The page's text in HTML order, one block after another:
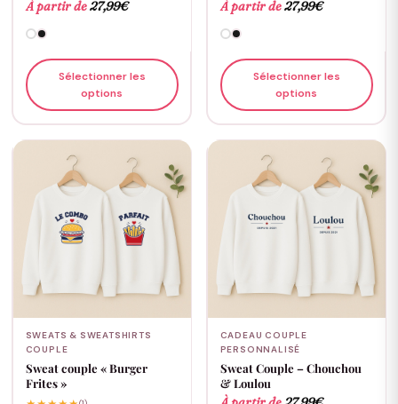
À partir de27,99€
Sélectionner les
options
À partir de27,99€
Sélectionner les
options
SWEATS & SWEATSHIRTS
COUPLE
Sweat couple « Burger
Frites »
CADEAU COUPLE
PERSONNALISÉ
Sweat Couple – Chouchou
& Loulou